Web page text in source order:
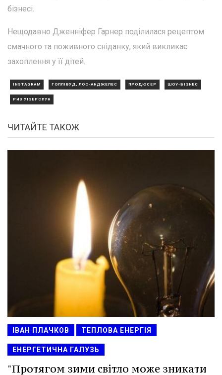
бізнесі.
Нещодавно Дженніфер Гарнер поділилася рецептом
смачного та поживного сніданку, який викликає
захоплення у її дітей.
INSTAGRAM ГОЛЛІВУД, ЛОС-АНДЖЕЛЕС ПРОДЮСЕР ШОУ-БІЗНЕС
РИЗ УІЗЕРСПУН
ЧИТАЙТЕ ТАКОЖ
ІВАН ПЛАЧКОВ ТЕПЛОВА ЕНЕРГІЯ
ЕНЕРГЕТИЧНА ГАЛУЗЬ
"Протягом зими світло може зникати